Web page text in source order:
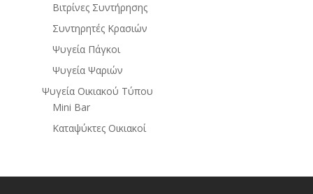
Βιτρίνες Συντήρησης
Συντηρητές Κρασιών
Ψυγεία Πάγκοι
Ψυγεία Ψαριών
Ψυγεία Οικιακού Τύπου
Mini Bar
Καταψύκτες Οικιακοί